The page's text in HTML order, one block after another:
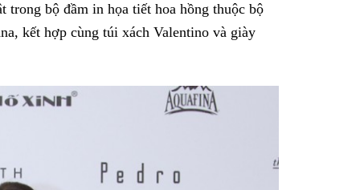
Facebook
bộ đầm in họa tiết hoa hồng thuộc bộ
kết hợp cùng túi xách Valentino và giày